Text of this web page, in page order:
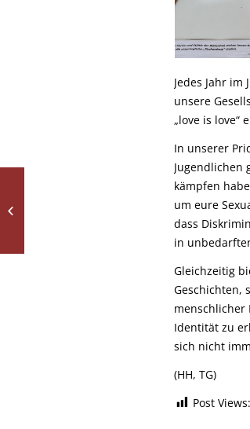
Jedes Jahr
unsere
„love is love“
In unserer
Jugendlichen
kämpfen
um eure
dass
in
Gleichzeitig
Geschichten,
menschlicher
Identität zu
sich nicht
(HH, TG)
Post Views: